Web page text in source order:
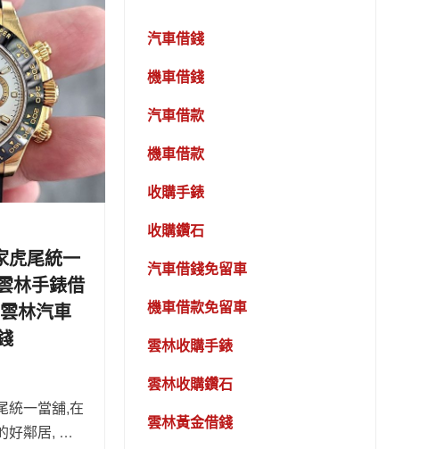
虎尾統一
林手錶借
林汽車
統一當舖,在
好鄰居, …
汽車借錢
機車借錢
汽車借款
機車借款
收購手錶
收購鑽石
汽車借錢免留車
機車借款免留車
雲林收購手錶
雲林收購鑽石
雲林黃金借錢